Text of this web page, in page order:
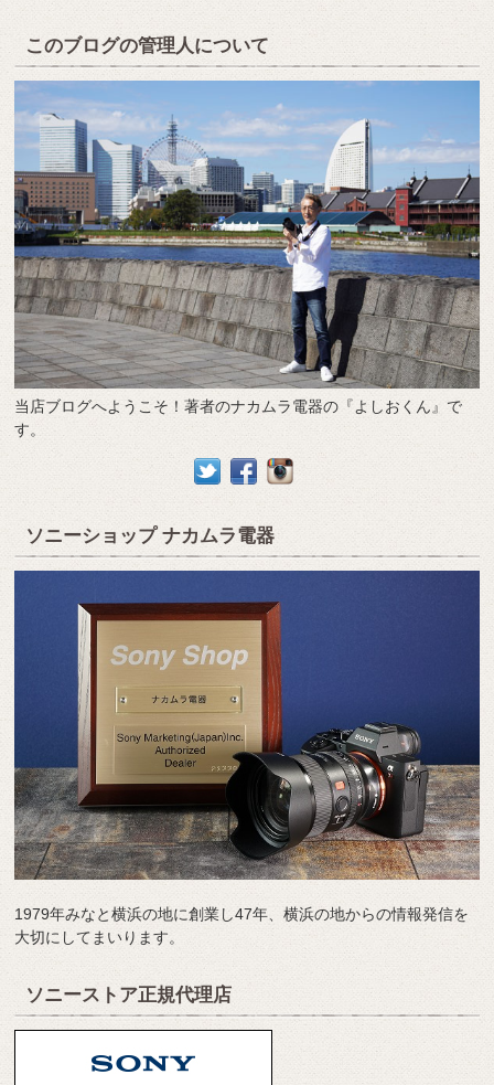
このブログの管理人について
当店ブログへようこそ！著者のナカムラ電器の『よしおくん』で
す。
ソニーショップ ナカムラ電器
1979年みなと横浜の地に創業し47年、横浜の地からの情報発信を
大切にしてまいります。
ソニーストア正規代理店